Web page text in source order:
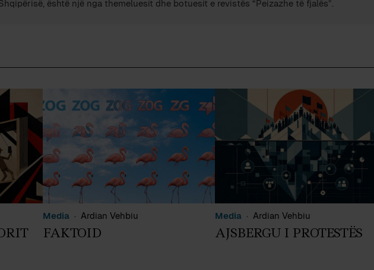
është një nga themeluesit dhe botuesit e revistës “Peizazhe të fjalës”.
Media Ardian Vehbiu
FAKTOID
Media Ardian Vehbiu
AJSBERGU I PROTESTËS